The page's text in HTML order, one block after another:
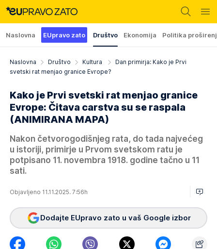
Naslovna EUpravo zato Društvo Ekonomija Politika
Naslovna Društvo Kultura
Dan primirja: Kako je Prvi
svetski rat menjao granice Evrope?
Kako je Prvi svetski rat menjao granice
Evrope: Čitava carstva su se raspala
(ANIMIRANA MAPA)
Nakon četvorogodišnjeg rata, do tada najvećeg
u istoriji, primirje u Prvom svetskom ratu je
potpisano 11. novembra 1918. godine tačno u 11
sati.
Objavljeno 11.11.2025. 7:56h
Dodajte EUpravo zato u vaš Google izbor